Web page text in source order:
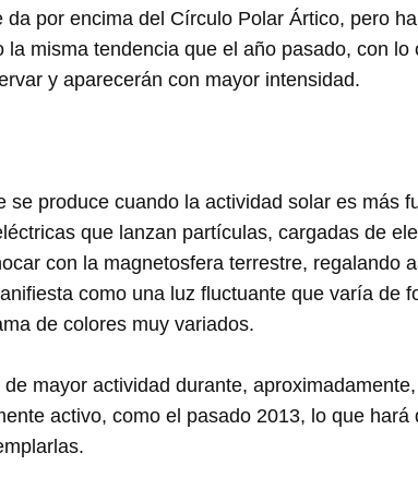
por encima del Círculo Polar Ártico, pero
misma tendencia que el año pasado, con lo
y aparecerán con mayor intensidad.
produce cuando la actividad solar es más
que lanzan partículas, cargadas de
con la magnetosfera terrestre, regalando
como una luz fluctuante que varía de
de colores muy variados.
mayor actividad durante,
activo, como el pasado 2013, lo que hará